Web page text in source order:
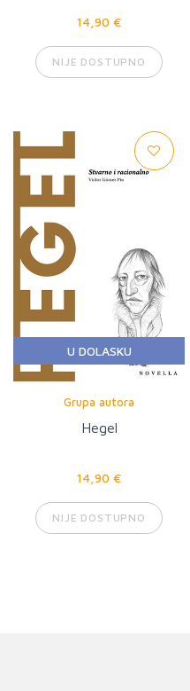
14,90 €
NIJE DOSTUPNO
U DOLASKU
Grupa autora
Hegel
14,90 €
NIJE DOSTUPNO